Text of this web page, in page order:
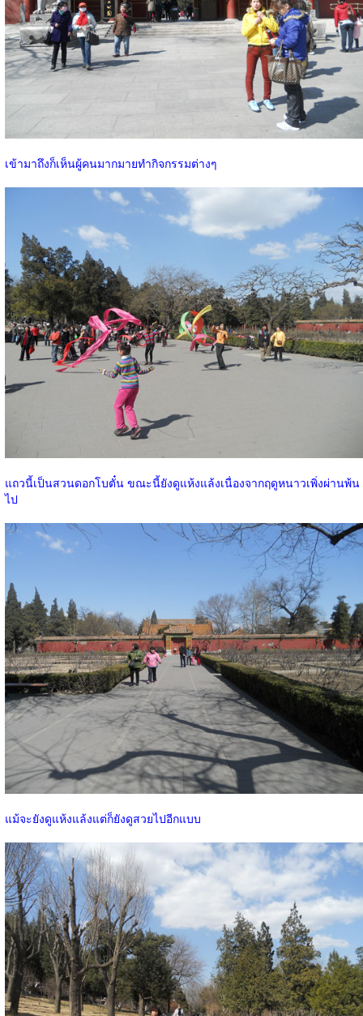
เข้ามาถึงก็เห็นผู้คนมากมายทำกิจกรรมต่างๆ
แถวนี้เป็นสวนดอกโบตั๋น ขณะนี้ยังดูแห้งแล้งเนื่องจากฤดูหนาวเพิ่งผ่านพ้น
ไป
แม้จะยังดูแห้งแล้งแต่ก็ยังดูสวยไปอีกแบบ